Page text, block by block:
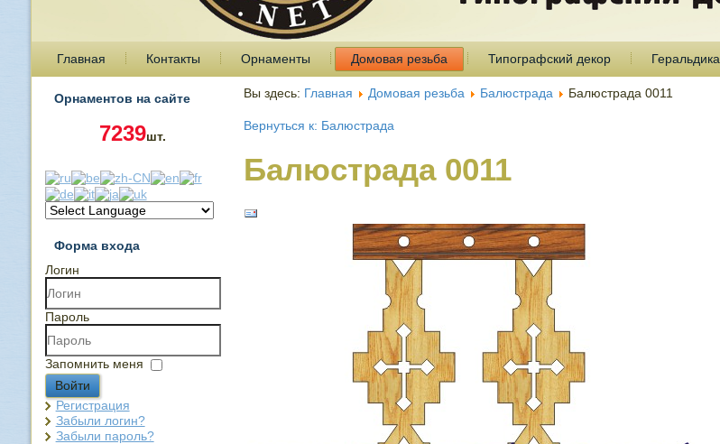
Главная Контакты Орнаменты Домовая резьба Типографский декор Геральдика
Орнаментов на сайте
7239шт.
Форма входа
Логин
Пароль
Запомнить меня
Войти
Регистрация
Забыли логин?
Забыли пароль?
Вы здесь: Главная Домовая резьба Балюстрада Балюстрада 0011
Вернуться к: Балюстрада
Балюстрада 0011